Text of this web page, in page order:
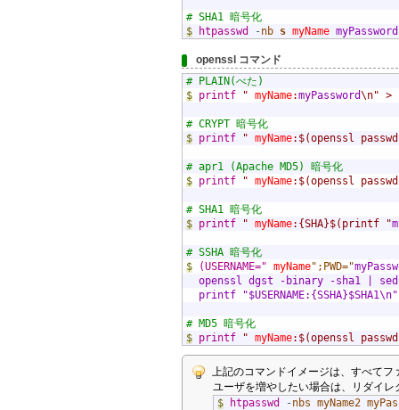
# SHA1 暗号化
$
htpasswd -nb s myName myPassword
openssl コマンド
# PLAIN(べた)
$ printf " myName:myPassword\n" >
# CRYPT 暗号化
$ printf " myName:$(openssl
# apr1 (Apache MD5) 暗号化
$ printf " myName:$(openssl
# SHA1 暗号化
$ printf " myName:{SHA}$(printf "
# SSHA 暗号化
$
(USERNAME=" myName";PWD="
openssl dgst -binary -sha1 |
printf
# MD5 暗号化
$ printf " myName:$(openssl
上記のコマンドイメージは、すべて
ユーザを増やしたい場合は、リダイ
$
htpasswd -nbs myName2